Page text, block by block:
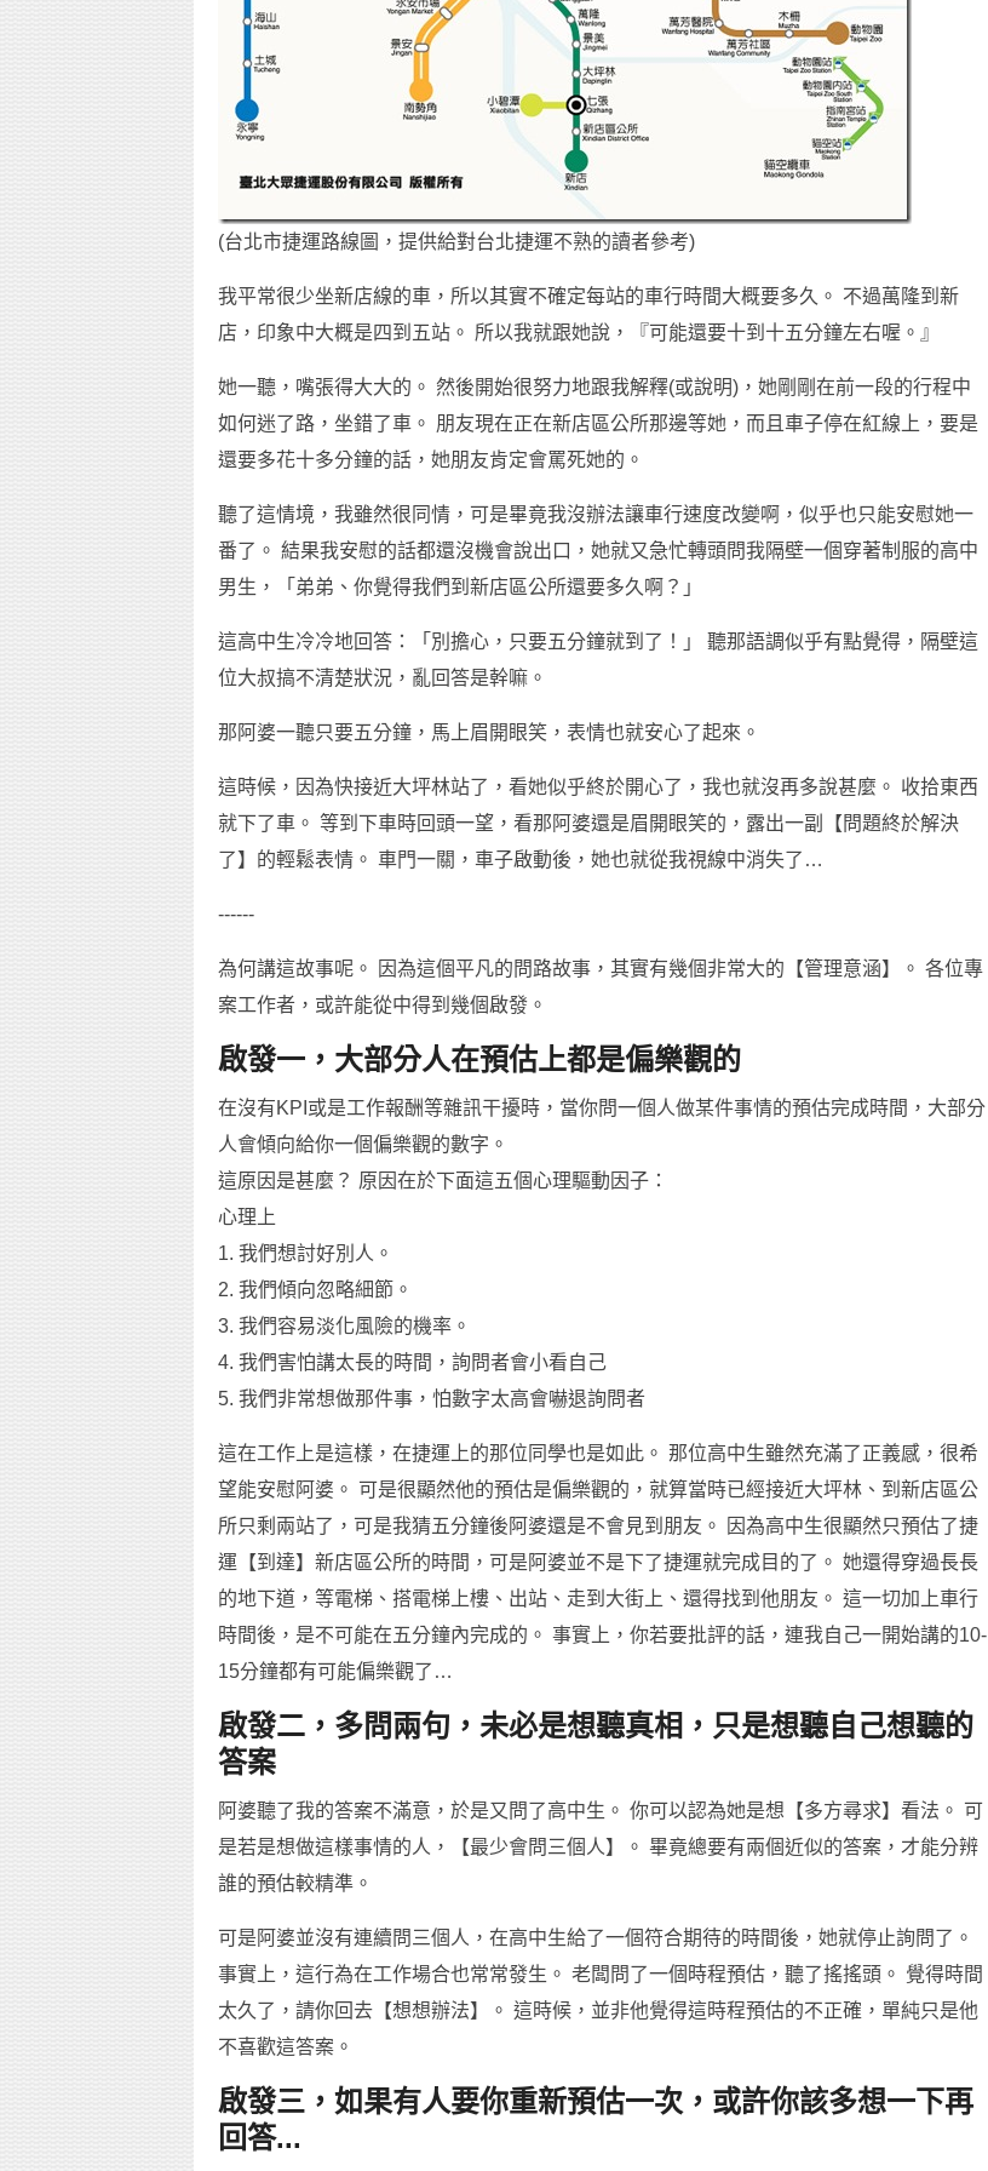
(台北市捷運路線圖，提供給對台北捷運不熟的讀者參考)
我平常很少坐新店線的車，所以其實不確定每站的車行時間大概要多久。 不過萬隆到新
店，印象中大概是四到五站。 所以我就跟她說，『可能還要十到十五分鐘左右喔。』
她一聽，嘴張得大大的。 然後開始很努力地跟我解釋(或說明)，她剛剛在前一段的行程中
如何迷了路，坐錯了車。 朋友現在正在新店區公所那邊等她，而且車子停在紅線上，要是
還要多花十多分鐘的話，她朋友肯定會罵死她的。
聽了這情境，我雖然很同情，可是畢竟我沒辦法讓車行速度改變啊，似乎也只能安慰她一
番了。 結果我安慰的話都還沒機會說出口，她就又急忙轉頭問我隔壁一個穿著制服的高中
男生，「弟弟、你覺得我們到新店區公所還要多久啊？」
這高中生冷冷地回答：「別擔心，只要五分鐘就到了！」 聽那語調似乎有點覺得，隔壁這
位大叔搞不清楚狀況，亂回答是幹嘛。
那阿婆一聽只要五分鐘，馬上眉開眼笑，表情也就安心了起來。
這時候，因為快接近大坪林站了，看她似乎終於開心了，我也就沒再多說甚麼。 收拾東西
就下了車。 等到下車時回頭一望，看那阿婆還是眉開眼笑的，露出一副【問題終於解決
了】的輕鬆表情。 車門一關，車子啟動後，她也就從我視線中消失了…
------
為何講這故事呢。 因為這個平凡的問路故事，其實有幾個非常大的【管理意涵】。 各位專
案工作者，或許能從中得到幾個啟發。
啟發一，大部分人在預估上都是偏樂觀的
在沒有KPI或是工作報酬等雜訊干擾時，當你問一個人做某件事情的預估完成時間，大部分
人會傾向給你一個偏樂觀的數字。
這原因是甚麼？ 原因在於下面這五個心理驅動因子：
心理上
1. 我們想討好別人。
2. 我們傾向忽略細節。
3. 我們容易淡化風險的機率。
4. 我們害怕講太長的時間，詢問者會小看自己
5. 我們非常想做那件事，怕數字太高會嚇退詢問者
這在工作上是這樣，在捷運上的那位同學也是如此。 那位高中生雖然充滿了正義感，很希
望能安慰阿婆。 可是很顯然他的預估是偏樂觀的，就算當時已經接近大坪林、到新店區公
所只剩兩站了，可是我猜五分鐘後阿婆還是不會見到朋友。 因為高中生很顯然只預估了捷
運【到達】新店區公所的時間，可是阿婆並不是下了捷運就完成目的了。 她還得穿過長長
的地下道，等電梯、搭電梯上樓、出站、走到大街上、還得找到他朋友。 這一切加上車行
時間後，是不可能在五分鐘內完成的。 事實上，你若要批評的話，連我自己一開始講的10-
15分鐘都有可能偏樂觀了…
啟發二，多問兩句，未必是想聽真相，只是想聽自己想聽的
答案
阿婆聽了我的答案不滿意，於是又問了高中生。 你可以認為她是想【多方尋求】看法。 可
是若是想做這樣事情的人，【最少會問三個人】。 畢竟總要有兩個近似的答案，才能分辨
誰的預估較精準。
可是阿婆並沒有連續問三個人，在高中生給了一個符合期待的時間後，她就停止詢問了。
事實上，這行為在工作場合也常常發生。 老闆問了一個時程預估，聽了搖搖頭。 覺得時間
太久了，請你回去【想想辦法】。 這時候，並非他覺得這時程預估的不正確，單純只是他
不喜歡這答案。
啟發三，如果有人要你重新預估一次，或許你該多想一下再
回答...